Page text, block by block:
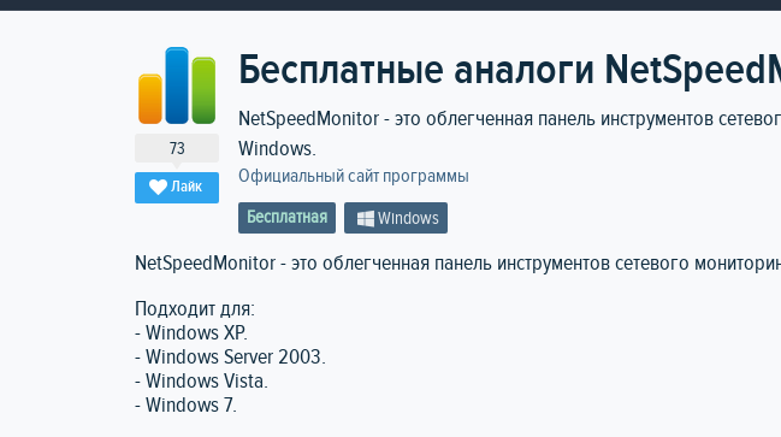
73
Лайк
Бесплатные аналоги
NetSpeedMonitor - это облегченная панель инструментов
Windows.
Официальный сайт программы
Бесплатная Windows
NetSpeedMonitor - это облегченная панель инструментов сетевого
Подходит для:
- Windows XP.
- Windows Server 2003.
- Windows Vista.
- Windows 7.